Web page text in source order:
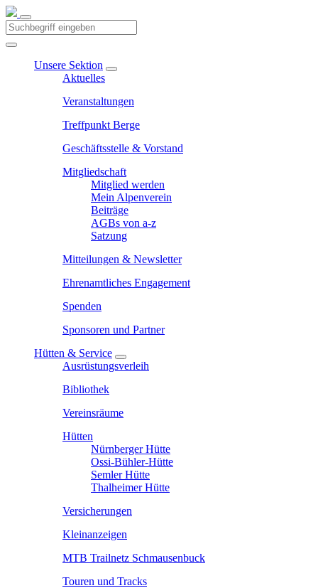
Unsere Sektion
Aktuelles
Veranstaltungen
Treffpunkt Berge
Geschäftsstelle & Vorstand
Mitgliedschaft
Mitglied werden
Mein Alpenverein
Beiträge
AGBs von a-z
Satzung
Mitteilungen & Newsletter
Ehrenamtliches Engagement
Spenden
Sponsoren und Partner
Hütten & Service
Ausrüstungsverleih
Bibliothek
Vereinsräume
Hütten
Nürnberger Hütte
Ossi-Bühler-Hütte
Semler Hütte
Thalheimer Hütte
Versicherungen
Kleinanzeigen
MTB Trailnetz Schmausenbuck
Touren und Tracks